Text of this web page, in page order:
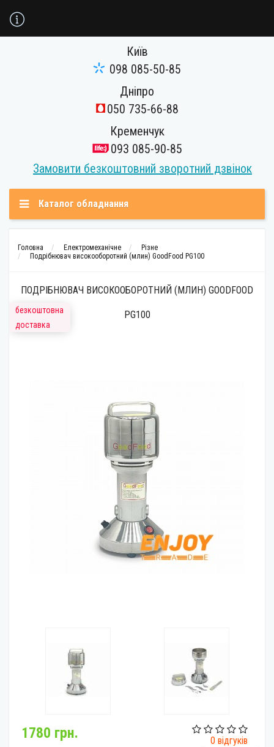
Київ
098 085-50-85
Дніпро
050 735-66-88
Кременчук
093 085-90-85
Замовити безкоштовний зворотний дзвінок
Каталог обладнання
Головна Електромеханічне
Різне
Подрібнювач високооборотний (млин) GoodFood PG100
безкоштовна
доставка
ПОДРІБНЮВАЧ ВИСОКООБОРОТНИЙ (МЛИН) GOODFOOD
PG100
0 відгуків
1780 грн.